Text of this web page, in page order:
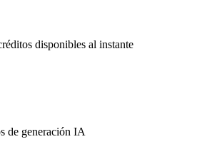
disponibles al instante
de generación IA